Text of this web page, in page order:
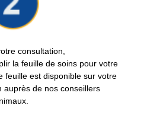
consultation,
la feuille de soins pour votre
feuille est disponible sur votre
auprès de nos conseillers